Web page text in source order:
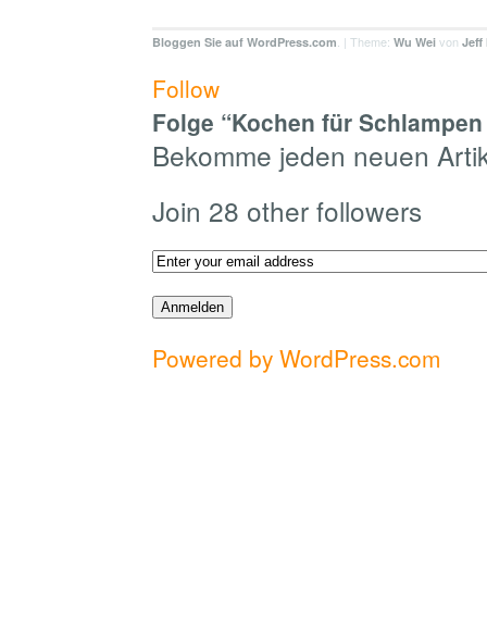
Bloggen Sie auf WordPress.com. | Theme: Wu Wei von Jeff
Follow
Folge “Kochen für
Bekomme jeden neuen
Join 28 other followers
Powered by WordPress.com